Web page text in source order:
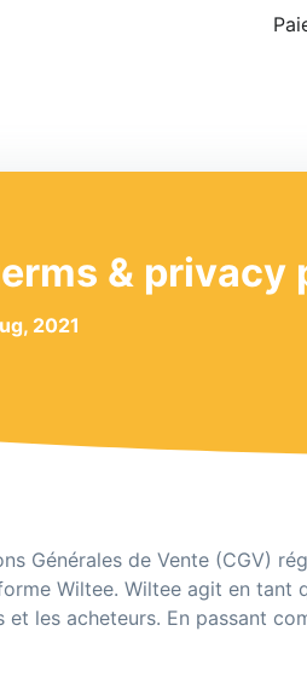
& privacy
2021
Générales de Vente (CGV)
Wiltee. Wiltee agit en
les acheteurs. En passant